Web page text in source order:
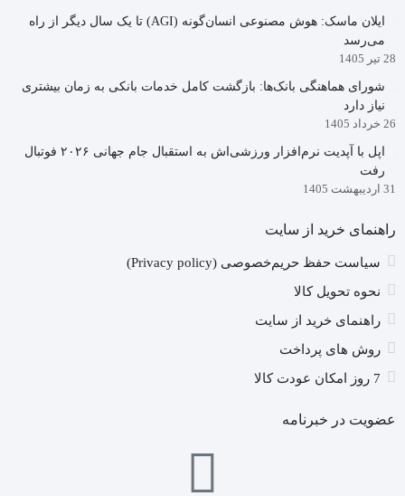
ایلان ماسک: هوش مصنوعی انسان‌گونه (AGI) تا یک سال دیگر از راه
می‌رسد
28 تیر 1405
شورای هماهنگی بانک‌ها: بازگشت کامل خدمات بانکی به زمان بیشتری
نیاز دارد
26 خرداد 1405
اپل با آپدیت نرم‌افزار ورزشی‌اش به استقبال جام جهانی ۲۰۲۶ فوتبال
رفت
31 اردیبهشت 1405
راهنمای خرید از سایت
سیاست حفظ حریم‌خصوصی (Privacy policy)
نحوه تحویل کالا
راهنمای خرید از سایت
روش های پرداخت
7 روز امکان عودت کالا
عضویت در خبرنامه